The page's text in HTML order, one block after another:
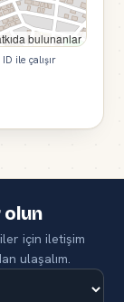
bulunanlar
ile çalışır
olun
için iletişim
ulaşalım.